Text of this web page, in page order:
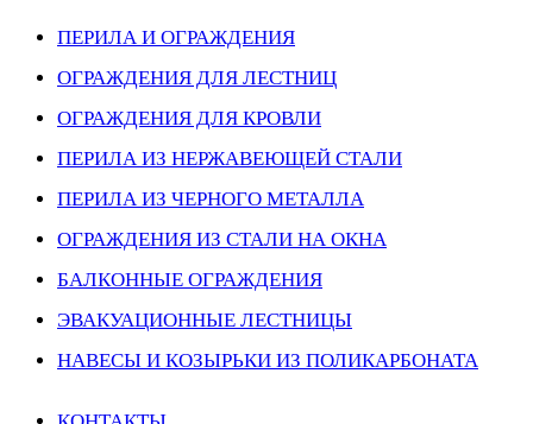
ПЕРИЛА И ОГРАЖДЕНИЯ
ОГРАЖДЕНИЯ ДЛЯ ЛЕСТНИЦ
ОГРАЖДЕНИЯ ДЛЯ КРОВЛИ
ПЕРИЛА ИЗ НЕРЖАВЕЮЩЕЙ СТАЛИ
ПЕРИЛА ИЗ ЧЕРНОГО МЕТАЛЛА
ОГРАЖДЕНИЯ ИЗ СТАЛИ НА ОКНА
БАЛКОННЫЕ ОГРАЖДЕНИЯ
ЭВАКУАЦИОННЫЕ ЛЕСТНИЦЫ
НАВЕСЫ И КОЗЫРЬКИ ИЗ ПОЛИКАРБОНАТА